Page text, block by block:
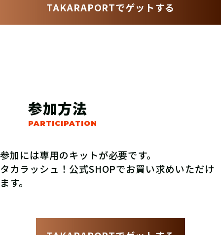
TAKARAPORTでゲットする
参加方法
参加には専用のキットが必要です。
タカラッシュ！公式SHOPでお買い求めいただけ
ます。